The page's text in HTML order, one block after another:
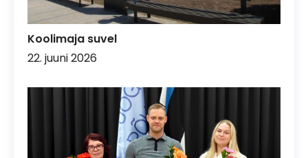
Koolimaja suvel
22. juuni 2026